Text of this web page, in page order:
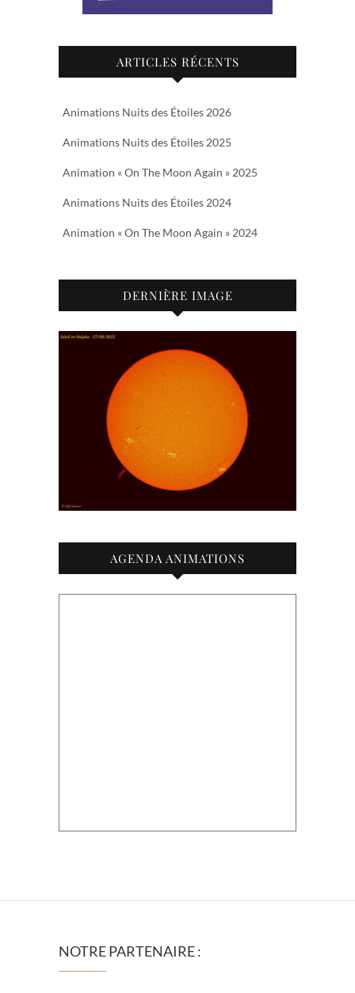
ARTICLES RÉCENTS
Animations Nuits des Étoiles 2026
Animations Nuits des Étoiles 2025
Animation « On The Moon Again » 2025
Animations Nuits des Étoiles 2024
Animation « On The Moon Again » 2024
DERNIÈRE IMAGE
AGENDA ANIMATIONS
NOTRE PARTENAIRE :